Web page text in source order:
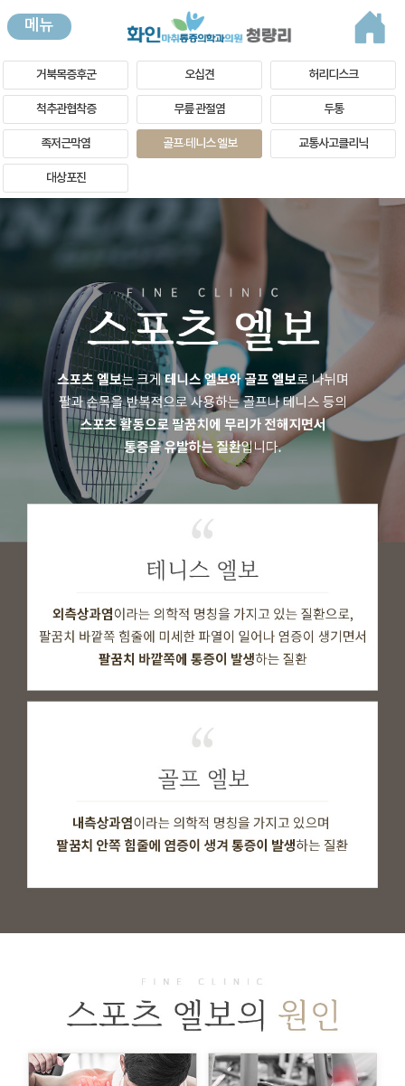
메뉴
거북목증후군 오십견 허리디스크
척추관협착증 무릎 관절염 두통
족저근막염 골프·테니스 엘보 교통사고클리닉
대상포진